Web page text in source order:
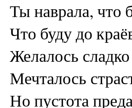
Ты наврала, что
Что буду до
Желалось
Мечталось
Но пустота